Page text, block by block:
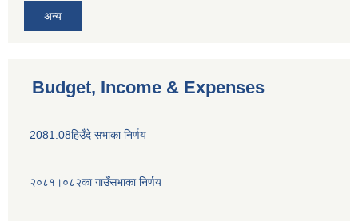
अन्य
Budget, Income & Expenses
2081.08हिउँदे सभाका निर्णय
२०८१।०८२का गाउँसभाका निर्णय